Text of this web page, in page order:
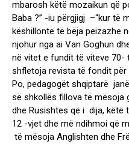
mbarosh këtë mozaikun që
Baba ?” -iu përgjigj –“kur të
këshillonte të bëja peizazhe
njohur nga ai Van Goghun
në vitet e fundit të viteve 70-
shfletoja revista të fondit për
Po, pedagogët shqiptarë
së shkollës fillova të mësoja
dhe Rusishtes që i dija, këtë
12 -vjet dhe më ndihmoi që
të mësoja Anglishten dhe